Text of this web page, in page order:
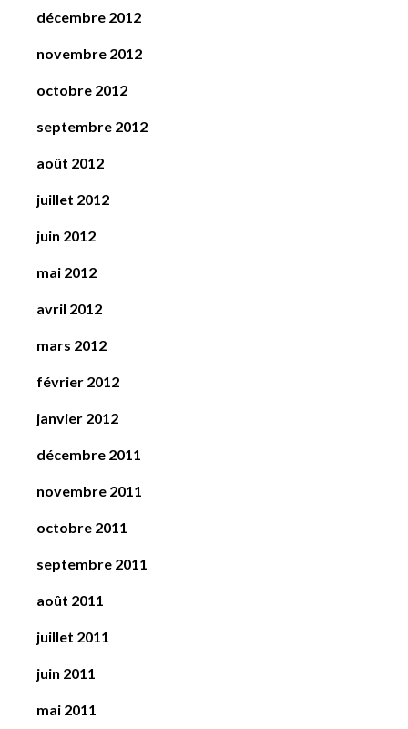
décembre 2012
novembre 2012
octobre 2012
septembre 2012
août 2012
juillet 2012
juin 2012
mai 2012
avril 2012
mars 2012
février 2012
janvier 2012
décembre 2011
novembre 2011
octobre 2011
septembre 2011
août 2011
juillet 2011
juin 2011
mai 2011